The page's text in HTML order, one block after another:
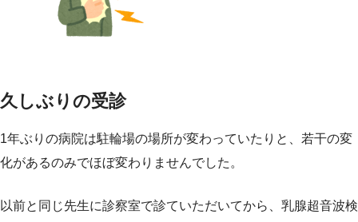
久しぶりの受診
1年ぶりの病院は駐輪場の場所が変わっていたりと、若干の変
化があるのみでほぼ変わりませんでした。
以前と同じ先生に診察室で診ていただいてから、乳腺超音波検